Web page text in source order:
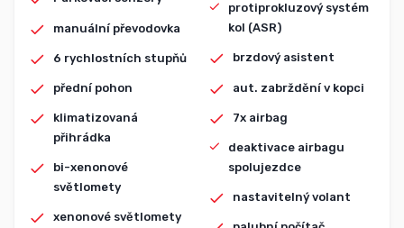
manuální převodovka
6 rychlostních stupňů
přední pohon
klimatizovaná
přihrádka
bi-xenonové
světlomety
xenonové světlomety
protiprokluzový systém
kol (ASR)
brzdový asistent
aut. zabrždění v kopci
7x airbag
deaktivace airbagu
spolujezdce
nastavitelný volant